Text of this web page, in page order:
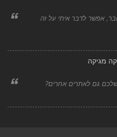
אפשר לדבר איתי על זה
מגיקה
גם לאתרים אחרים?